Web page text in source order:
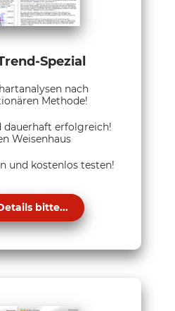
Spezial
nach
Methode!
dauerhaft erfolgreich!
Weisenhaus
und kostenlos testen!
bitte...